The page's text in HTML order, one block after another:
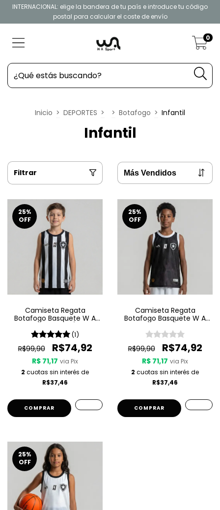
INTERNACIONAL: elige la bandera de tu país e introduce tu código
postal para calcular el coste de envío
0
Inicio > DEPORTES > > Botafogo > Infantil
Infantil
Filtrar
25%
OFF
Camiseta Regata
Botafogo Basquete W A
Listrada (1)
R$99,90 R$74,92
R$ 71,17 via Pix
2 cuotas sin interés de
R$37,46
COMPRAR
25%
OFF
Camiseta Regata
Botafogo Basquete W A
R$99,90 R$74,92
R$ 71,17 via Pix
2 cuotas sin interés de
R$37,46
COMPRAR
25%
OFF